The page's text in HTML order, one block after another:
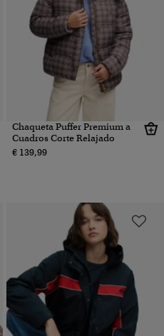
Chaqueta Puffer Premium a
Cuadros Corte Relajado
€ 139,99